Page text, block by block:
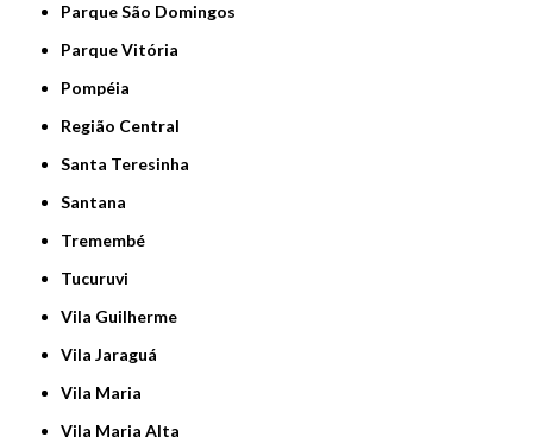
Parque São Domingos
Parque Vitória
Pompéia
Região Central
Santa Teresinha
Santana
Tremembé
Tucuruvi
Vila Guilherme
Vila Jaraguá
Vila Maria
Vila Maria Alta